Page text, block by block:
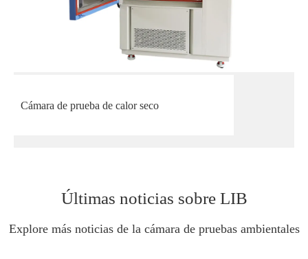
Cámara de prueba de calor seco
Últimas noticias sobre LIB
Explore más noticias de la cámara de pruebas ambientales